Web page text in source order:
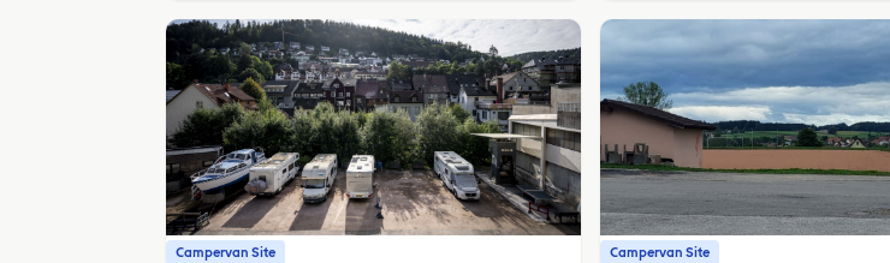
Campervan Site Campervan Site